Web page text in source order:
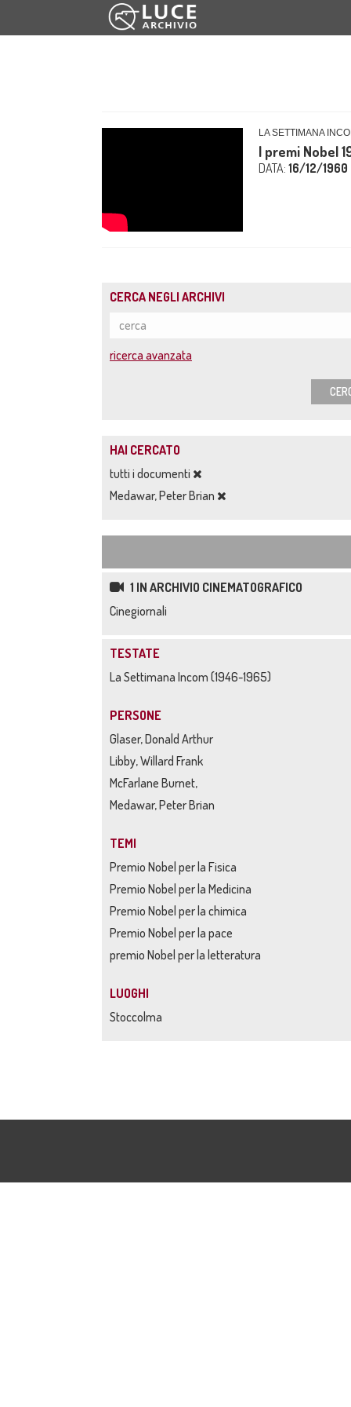
LA SETTIMANA
I premi Nobel
DATA: 16/12/1960
CERCA NEGLI ARCHIVI
ricerca avanzata
HAI CERCATO
tutti i documenti
Medawar, Peter Brian
1 IN ARCHIVIO CINEMATOGRAFICO
Cinegiornali
TESTATE
La Settimana Incom (1946-1965)
PERSONE
Glaser, Donald Arthur
Libby, Willard Frank
McFarlane Burnet,
Medawar, Peter Brian
TEMI
Premio Nobel per la Fisica
Premio Nobel per la Medicina
Premio Nobel per la chimica
Premio Nobel per la pace
premio Nobel per la letteratura
LUOGHI
Stoccolma